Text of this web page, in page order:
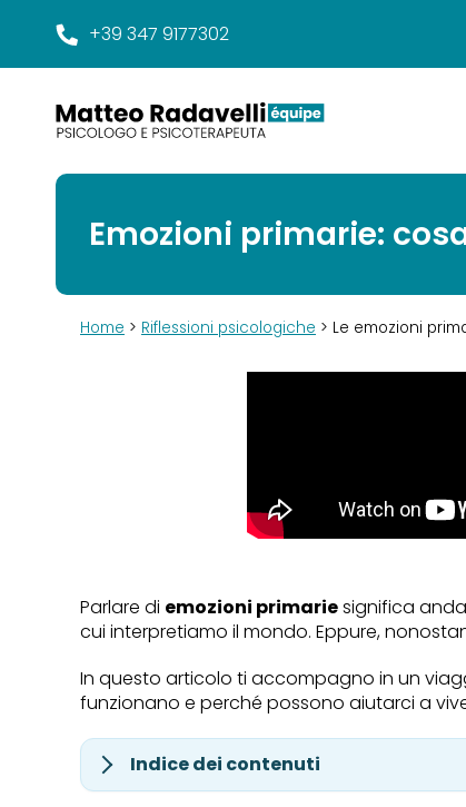
+39 347 9177302
Emozioni primarie:
Home > Riflessioni psicologiche > Le emozioni
Parlare di emozioni primariesignifica
cui interpretiamo il mondo. Eppure,
In questo articolo ti accompagno in un
funzionano e perché possono aiutarci a
Indice dei contenuti